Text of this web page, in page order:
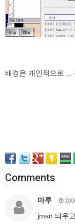
배경은 개인적으로 ...
Comments
마루
jmsn 띄우